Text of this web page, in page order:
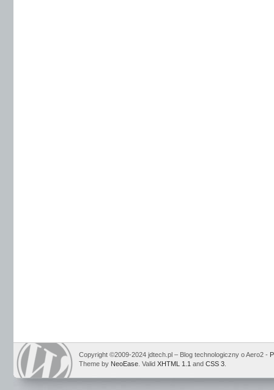
Copyright ©2009-2024 jdtech.pl – Blog technologiczny o Aero2 -
Theme by NeoEase . Valid XHTML 1.1 and CSS 3